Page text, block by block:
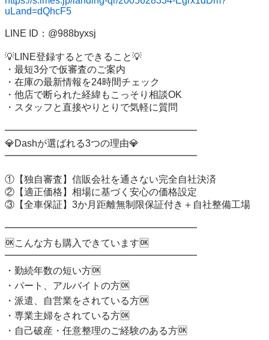
uLand=dQhcF5
LINE ID：@988byxsj
💡LINE登録するとできること💡
・最短3分で仮審査のご案内
・在庫の最新情報を24時間チェック
・他店で断られた経緯もこっそり相談OK
・スタッフと直接やりとりで気軽に質問
━━━━━━━━━━━━━━━━━━━━
💎Dashが選ばれる3つの理由💎
━━━━━━━━━━━━━━━━━━━━
①【独自審査】信販会社を通さない完全自社決済
②【適正価格】相場に基づく安心の価格設定
③【全車保証】3か月距離無制限保証付き＋自社整備工場
━━━━━━━━━━━━━━━━━━━━
🆗こんな方も購入できています🆗
━━━━━━━━━━━━━━━━━━━━
・勤続年数の短い方🆗
・パート、アルバイトの方🆗
・派遣、自営業をされている方🆗
・専業主婦をされている方🆗
・自己破産・任意整理のご経験のある方🆗